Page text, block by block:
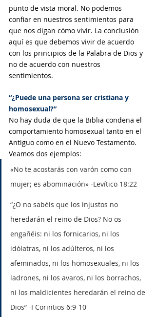
punto de vista moral. No podemos
confiar en nuestros sentimientos para
que nos digan cómo vivir. La conclusión
aquí es que debemos vivir de acuerdo
con los principios de la Palabra de Dios y
no de acuerdo con nuestros
sentimientos.
“¿Puede una persona ser cristiana y
homosexual?”
No hay duda de que la Biblia condena el
comportamiento homosexual tanto en el
Antiguo como en el Nuevo Testamento.
Veamos dos ejemplos:
«No te acostarás con varón como con
mujer; es abominación» -Levítico 18:22
“¿O no sabéis que los injustos no
heredarán el reino de Dios? No os
engañéis: ni los fornicarios, ni los
idólatras, ni los adúlteros, ni los
afeminados, ni los homosexuales, ni los
ladrones, ni los avaros, ni los borrachos,
ni los maldicientes heredarán el reino de
Dios” -I Corintios 6:9-10